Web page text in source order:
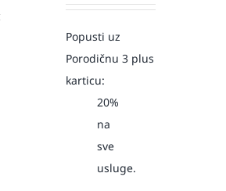
Popusti uz
Porodičnu 3 plus
karticu:
20%
na
sve
usluge.